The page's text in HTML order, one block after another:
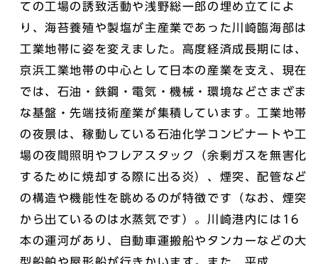
ての工場の誘致活動や浅野総一郎の埋め立てによ
り、海苔養殖や製塩が主産業であった川崎臨海部は
工業地帯に姿を変えました。高度経済成長期には、
京浜工業地帯の中心として日本の産業を支え、現在
では、石油・鉄鋼・電気・機械・環境などさまざま
な基盤・先端技術産業が集積しています。工業地帯
の夜景は、稼動している石油化学コンビナートや工
場の夜間照明やフレアスタック（余剰ガスを無害化
するために焼却する際に出る炎）、煙突、配管など
の構造や機能性を眺めるのが特徴です（なお、煙突
から出ているのは水蒸気です）。川崎港内には16
本の運河があり、自動車運搬船やタンカーなどの大